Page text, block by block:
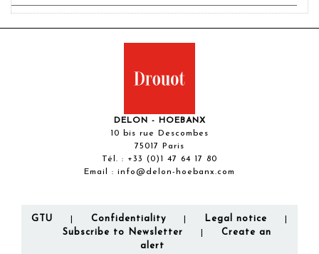
DELON - HOEBANX
10 bis rue Descombes
75017 Paris
Tél. : +33 (0)1 47 64 17 80
Email : info@delon-hoebanx.com
GTU Confidentiality Legal notice
Subscribe to Newsletter
Create an
alert